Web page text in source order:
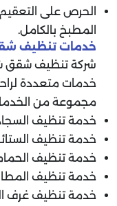
الحرص على
المطبخ بالكامل.
خدمات تنظيف
شركة تنظيف شقق
خدمات متعددة
مجموعة من
خدمة تنظيف
خدمة تنظيف
خدمة تنظيف
خدمة تنظيف
خدمة تنظيف غرف